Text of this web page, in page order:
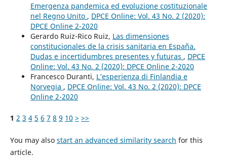
Emergenza pandemica ed evoluzione costituzionale
nel Regno Unito , DPCE Online: Vol. 43 No. 2 (2020):
DPCE Online 2-2020
Gerardo Ruiz-Rico Ruiz, Las dimensiones
constitucionales de la crisis sanitaria en España.
Dudas e incertidumbres presentes y futuras , DPCE
Online: Vol. 43 No. 2 (2020): DPCE Online 2-2020
Francesco Duranti, L’esperienza di Finlandia e
Norvegia , DPCE Online: Vol. 43 No. 2 (2020): DPCE
Online 2-2020
1 2 3 4 5 6 7 8 9 10 > >>
You may also start an advanced similarity search for this
article.